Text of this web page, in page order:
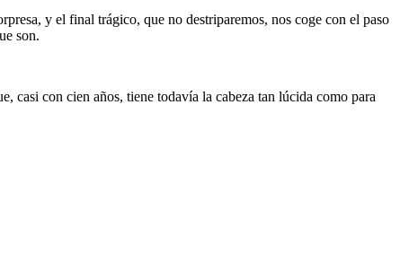
y el final trágico, que no destriparemos, nos coge con el paso
son.
casi con cien años, tiene todavía la cabeza tan lúcida como para